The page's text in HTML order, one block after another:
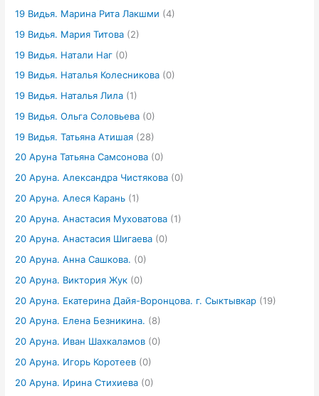
19 Видья. Марина Рита Лакшми (4)
19 Видья. Мария Титова (2)
19 Видья. Натали Наг (0)
19 Видья. Наталья Колесникова (0)
19 Видья. Наталья Лила (1)
19 Видья. Ольга Соловьева (0)
19 Видья. Татьяна Атишая (28)
20 Аруна Татьяна Самсонова (0)
20 Аруна. Александра Чистякова (0)
20 Аруна. Алеся Карань (1)
20 Аруна. Анастасия Муховатова (1)
20 Аруна. Анастасия Шигаева (0)
20 Аруна. Анна Сашкова. (0)
20 Аруна. Виктория Жук (0)
20 Аруна. Екатерина Дайя-Воронцова. г. Сыктывкар (19)
20 Аруна. Елена Безникина. (8)
20 Аруна. Иван Шахкаламов (0)
20 Аруна. Игорь Коротеев (0)
20 Аруна. Ирина Стихиева (0)